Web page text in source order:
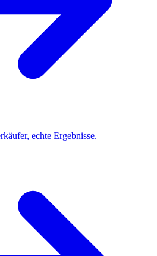
echte Ergebnisse.